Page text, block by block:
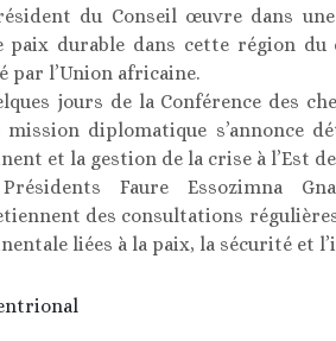
du Conseil œuvre dans
paix durable dans cette région
par l’Union africaine.
jours de la Conférence des
mission diplomatique s’annonce
et la gestion de la crise à l’Est
Faure Essozimna
des consultations
liées à la paix, la sécurité et